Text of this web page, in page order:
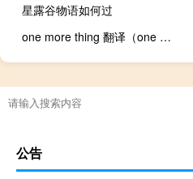
星露谷物语如何过
one more thing 翻译（one more thing）
公告